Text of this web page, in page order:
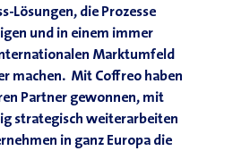
Lösungen, die Prozesse
und in einem immer
Marktumfeld
machen. Mit Coffreo haben
Partner gewonnen, mit
strategisch weiterarbeiten
in ganz Europa die